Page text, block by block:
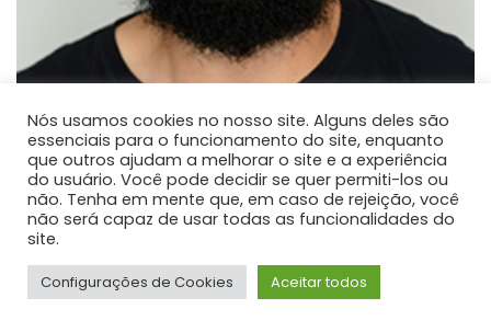
Paulo José dos Reis
PROFESSOR DE ENSINO SUPERIOR
Atualmente é professor adjunto na Universidade
Nós usamos cookies no nosso site. Alguns deles são
essenciais para o funcionamento do site, enquanto
que outros ajudam a melhorar o site e a experiência
do usuário. Você pode decidir se quer permiti-los ou
não. Tenha em mente que, em caso de rejeição, você
não será capaz de usar todas as funcionalidades do
site.
Configurações de Cookies Aceitar todos